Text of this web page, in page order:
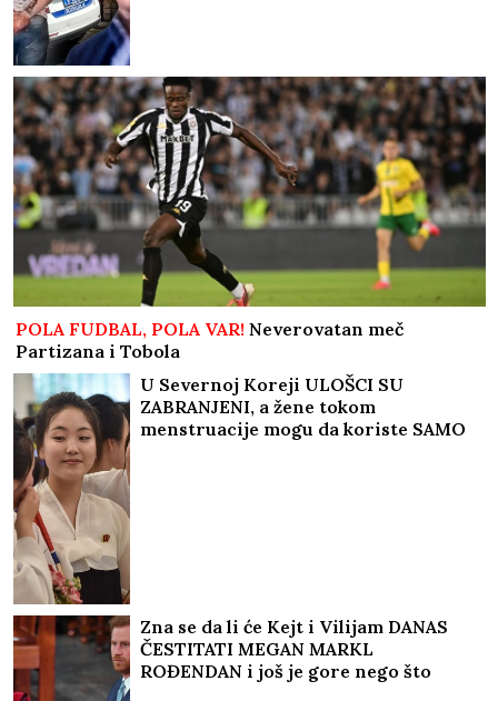
POLA FUDBAL, POLA VAR! Neverovatan meč
Partizana i Tobola
U Severnoj Koreji ULOŠCI SU
ZABRANJENI, a žene tokom
menstruacije mogu da koriste SAMO
Zna se da li će Kejt i Vilijam DANAS
ČESTITATI MEGAN MARKL
ROĐENDAN i još je gore nego što